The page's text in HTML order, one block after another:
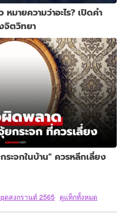
มายความว่าอะไร? เปิดคำ
จิตวิทยา
ะจกในบ้าน" ควรหลีกเลี่ยง
ดสงกรานต์ 2565 ดูแท็กทั้งหมด